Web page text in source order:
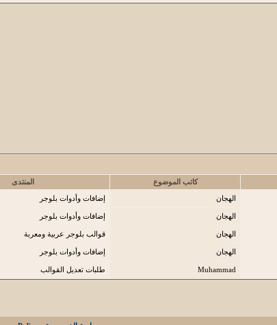
كاتب الموضوع المنتدى
الهجان إضافات وأدوات بلوجر
الهجان إضافات وأدوات بلوجر
الهجان قوالب بلوجر عربية ومعربة
الهجان إضافات وأدوات بلوجر
Muhammad طلبات تعديل القوالب